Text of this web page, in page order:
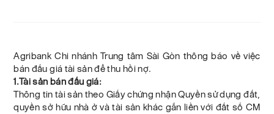
Agribank Chi nhánh Trung tâm Sài Gòn thông báo về việc
bán đấu giá tài sản để thu hồi nợ.
1.Tài sản bán đấu giá:
Thông tin tài sản theo Giấy chứng nhận Quyền sử dụng đất,
quyền sở hữu nhà ở và tài sản khác gắn liền với đất số CM